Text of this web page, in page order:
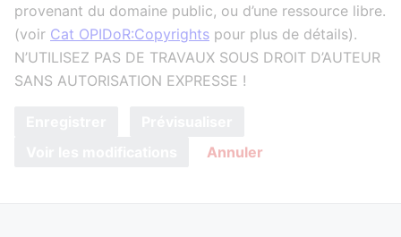
provenant du domaine public, ou d’une ressource libre.
(voir Cat OPIDoR:Copyrights pour plus de détails).
N’UTILISEZ PAS DE TRAVAUX SOUS DROIT D’AUTEUR
SANS AUTORISATION EXPRESSE !
Annuler